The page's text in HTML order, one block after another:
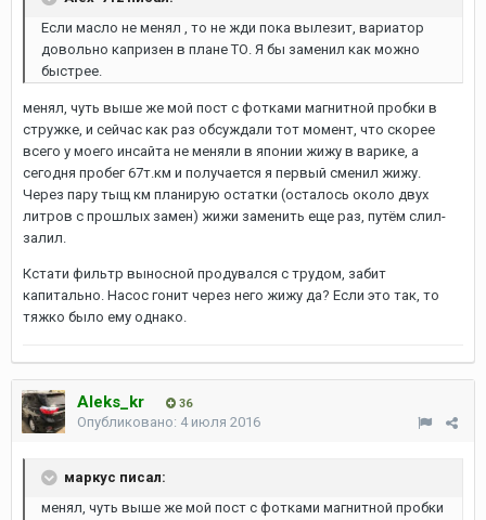
Если масло не менял , то не жди пока вылезит, вариатор
довольно капризен в плане ТО. Я бы заменил как можно
быстрее.
менял, чуть выше же мой пост с фотками магнитной пробки в
стружке, и сейчас как раз обсуждали тот момент, что скорее
всего у моего инсайта не меняли в японии жижу в варике, а
сегодня пробег 67т.км и получается я первый сменил жижу.
Через пару тыщ км планирую остатки (осталось около двух
литров с прошлых замен) жижи заменить еще раз, путём слил-
залил.
Кстати фильтр выносной продувался с трудом, забит
капитально. Насос гонит через него жижу да? Если это так, то
тяжко было ему однако.
Aleks_kr 36
Опубликовано: 4 июля 2016
маркус писал:
менял, чуть выше же мой пост с фотками магнитной пробки